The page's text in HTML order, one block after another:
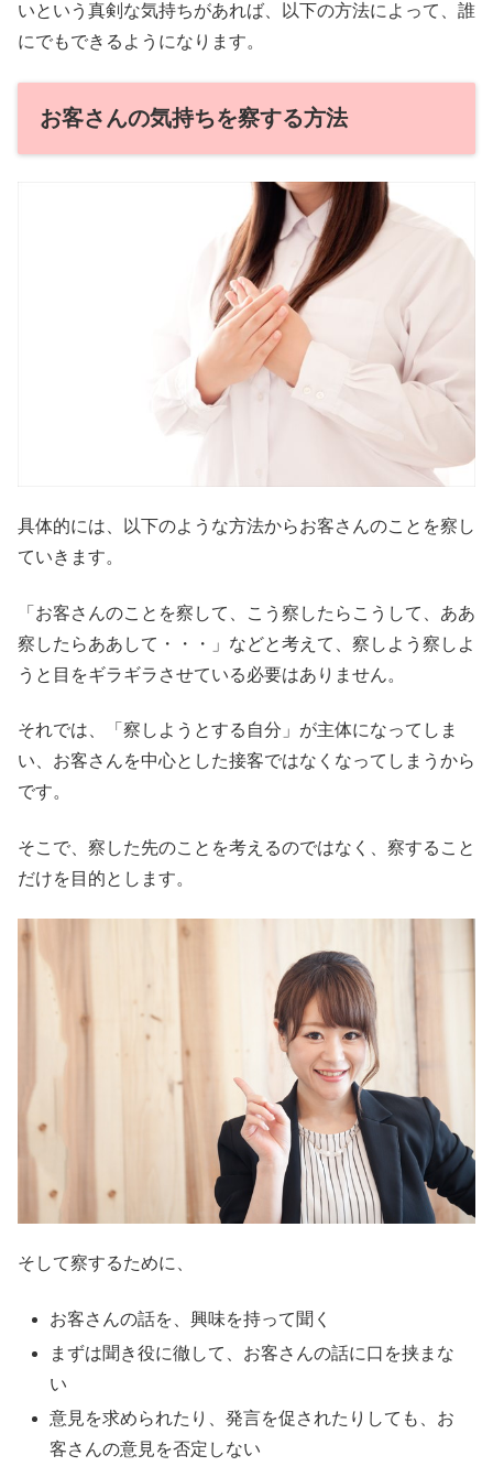
いという真剣な気持ちがあれば、以下の方法によって、誰
にでもできるようになります。
お客さんの気持ちを察する方法
具体的には、以下のような方法からお客さんのことを察し
ていきます。
「お客さんのことを察して、こう察したらこうして、ああ
察したらああして・・・」などと考えて、察しよう察しよ
うと目をギラギラさせている必要はありません。
それでは、「察しようとする自分」が主体になってしま
い、お客さんを中心とした接客ではなくなってしまうから
です。
そこで、察した先のことを考えるのではなく、察すること
だけを目的とします。
そして察するために、
お客さんの話を、興味を持って聞く
まずは聞き役に徹して、お客さんの話に口を挟まな
い
意見を求められたり、発言を促されたりしても、お
客さんの意見を否定しない